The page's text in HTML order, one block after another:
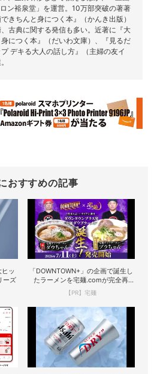
ン裕泉堂」を運営。10万部突破の著著
きちんと身につく本』（かんき出版）
古典に関する発信も多い。近著に『大
につく本』（だいわ文庫）、『見るだ
デキる大人の話し方』（主婦の友イ
おすすめの記事
ッ
ーズ
「DOWNTOWN+」の企画で誕生し
たラーメンを宅麺.comが完全再
現！
【PR】宅麺